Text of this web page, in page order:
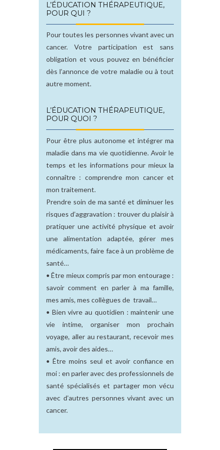
L’ÉDUCATION THÉRAPEUTIQUE,
POUR QUI ?
Pour toutes les personnes vivant avec un
cancer. Votre participation est sans
obligation et vous pouvez en bénéficier
dès l’annonce de votre maladie ou à tout
autre moment.
L’ÉDUCATION THÉRAPEUTIQUE,
POUR QUOI ?
Pour être plus autonome et intégrer ma
maladie dans ma vie quotidienne. Avoir le
temps et les informations pour mieux la
connaître : comprendre mon cancer et
mon traitement.
Prendre soin de ma santé et diminuer les
risques d’aggravation : trouver du plaisir à
pratiquer une activité physique et avoir
une alimentation adaptée, gérer mes
médicaments, faire face à un problème de
santé…
• Être mieux compris par mon entourage :
savoir comment en parler à ma famille,
mes amis, mes collègues de travail…
• Bien vivre au quotidien : maintenir une
vie intime, organiser mon prochain
voyage, aller au restaurant, recevoir mes
amis, avoir des aides…
• Être moins seul et avoir confiance en
moi : en parler avec des professionnels de
santé spécialisés et partager mon vécu
avec d’autres personnes vivant avec un
cancer.